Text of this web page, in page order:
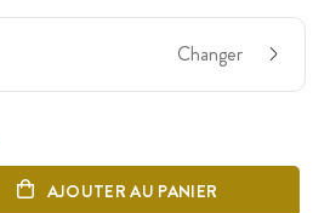
Changer
AJOUTER AU PANIER